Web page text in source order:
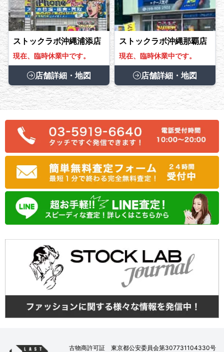
ストックラボ沖縄浦添店
現在、臨時休業中です。
店舗詳細・地図
ストックラボ沖縄那覇店
現在、臨時休業中です。
店舗詳細・地図
古物商許可証 東京都公安委員会第307731104330号